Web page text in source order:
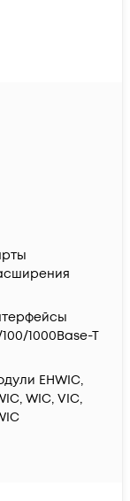
100/1000Base-T
EHWIC,
WIC, VIC,